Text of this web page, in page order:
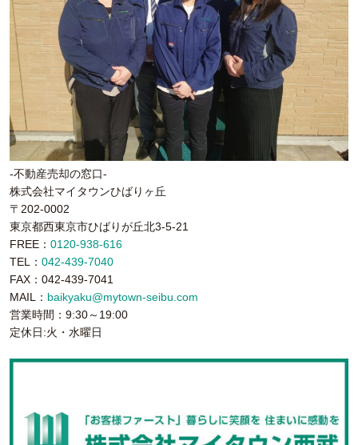
-不動産売却の窓口-
株式会社マイタウンひばりヶ丘
〒202-0002
東京都西東京市ひばりが丘北3-5-21
FREE： 0120-938-616
TEL： 042-439-7040
FAX：042-439-7041
MAIL： baikyaku@mytown-seibu.com
営業時間：9:30～19:00
定休日:火・水曜日